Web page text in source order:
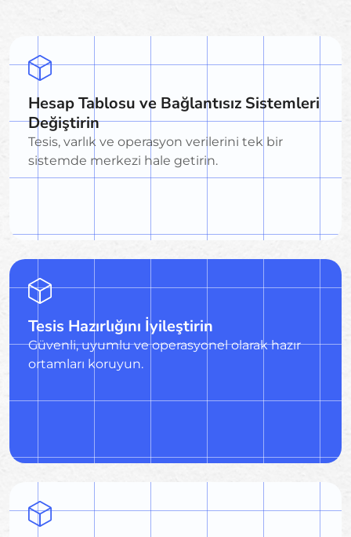
Hesap Tablosu ve Bağlantısız Sistemleri
Değiştirin
Tesis, varlık ve operasyon verilerini tek bir
sistemde merkezi hale getirin.
Tesis Hazırlığını İyileştirin
Güvenli, uyumlu ve operasyonel olarak hazır
ortamları koruyun.